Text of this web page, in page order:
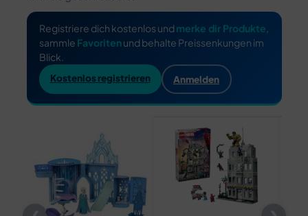
Registriere dich kostenlos und merke dir Produkte
sammle Favoritenund behalte Preissenkungen im
Blick.
Kostenlos registrieren Anmelden
-7%